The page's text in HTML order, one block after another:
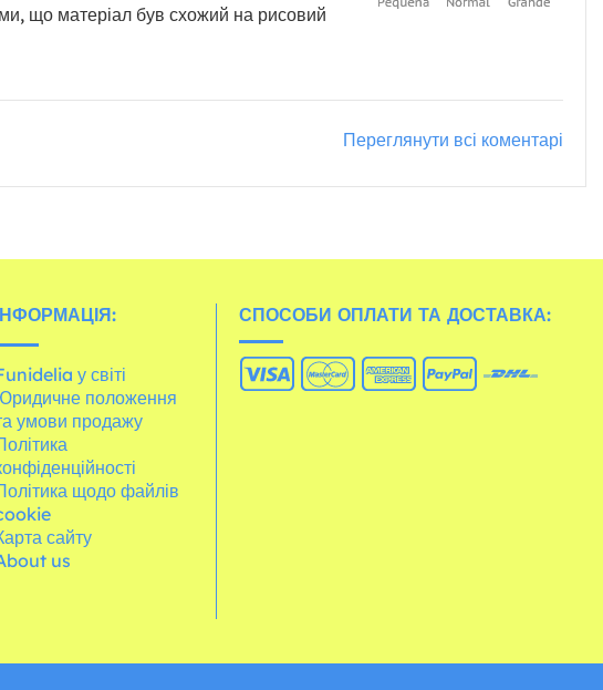
що матеріал був схожий на рисовий
Переглянути всі коментарі
у світі
положення
умови продажу
щодо файлів
сайту
us
СПОСОБИ ОПЛАТИ ТА ДОСТАВКА: